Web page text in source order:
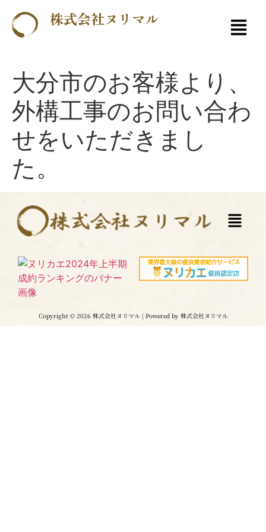
株式会社ヌリマル
大分市のお客様より、
外構工事のお問い合わ
せをいただきまし
た。
Copyright © 2026 株式会社ヌリマル | Powered by 株式会社ヌリマル